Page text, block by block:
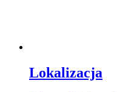
Lokalizacja